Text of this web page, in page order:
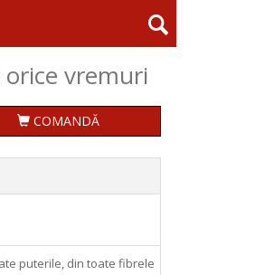
vremuri
COMANDĂ
puterile, din toate fibrele